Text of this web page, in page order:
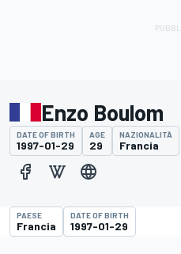
Enzo Boulom
DATE OF BIRTH
1997-01-29
AGE
29
NAZIONALITÀ
Francia
PAESE
Francia
DATE OF BIRTH
1997-01-29